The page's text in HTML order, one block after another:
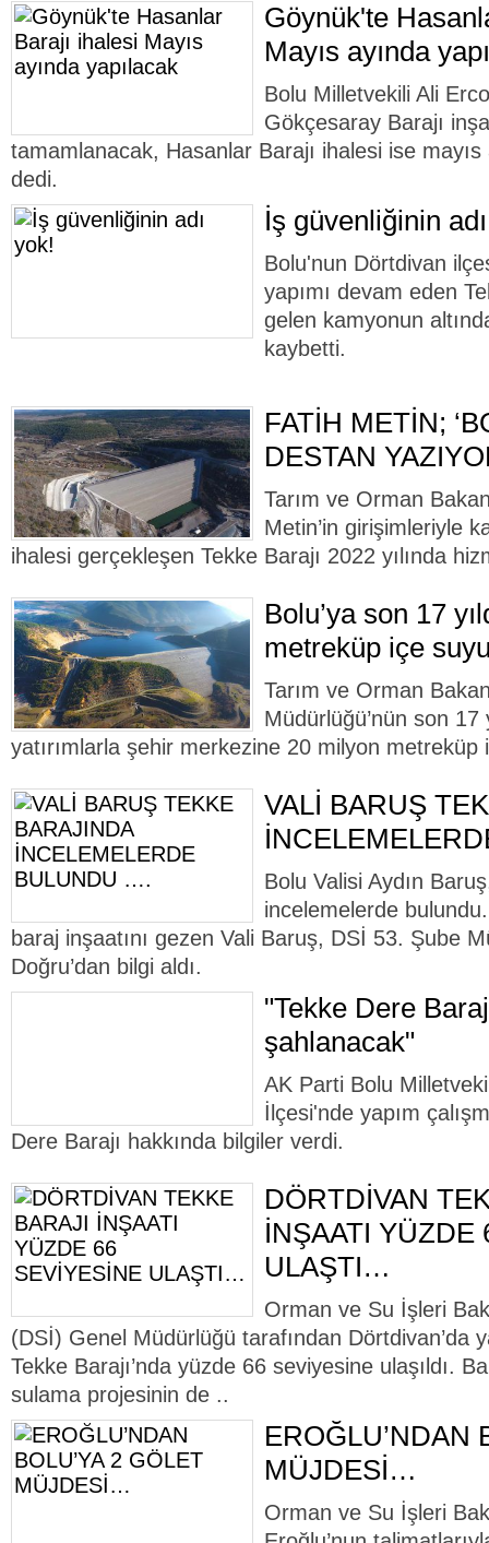
Göynük'te
Mayıs ayında
Bolu Milletvekili Ali
Gökçesaray Barajı
tamamlanacak, Hasanlar Barajı ihalesi ise
dedi.
İş güvenliğinin
Bolu'nun Dörtdivan
yapımı devam eden
gelen kamyonun
kaybetti.
FATİH METİN;
DESTAN
Tarım ve Orman
Metin’in girişimleriyle
ihalesi gerçekleşen Tekke Barajı 2022 yılında
Bolu’ya son 17
metreküp içe
Tarım ve Orman
Müdürlüğü’nün son 17
yatırımlarla şehir merkezine 20 milyon metreküp
VALİ BARUŞ
Bolu Valisi Aydın
incelemelerde
baraj inşaatını gezen Vali Baruş, DSİ 53. Şube
Doğru’dan bilgi aldı.
"Tekke Dere
şahlanacak"
AK Parti Bolu
İlçesi'nde yapım
Dere Barajı hakkında bilgiler verdi.
DÖRTDİVAN
İNŞAATI YÜZDE
ULAŞTI…
Orman ve Su İşleri
(DSİ) Genel Müdürlüğü tarafından Dörtdivan’da
Tekke Barajı’nda yüzde 66 seviyesine ulaşıldı.
sulama projesinin de ..
EROĞLU’NDAN
MÜJDESİ…
Orman ve Su İşleri